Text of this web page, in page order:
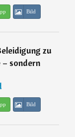
Bild
zu
sondern
Bild